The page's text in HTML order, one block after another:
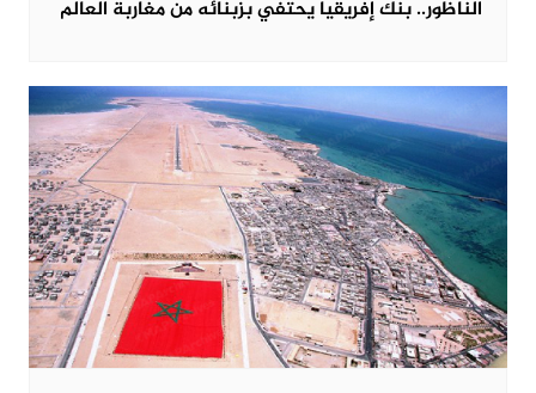
الناظور.. بنك إفريقيا يحتفي بزبنائه من مغاربة العالم